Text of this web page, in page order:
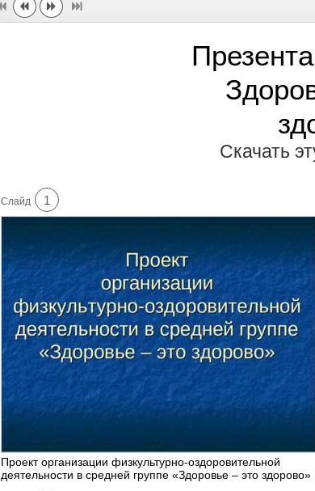
Скачать
Cлайд 1
Проект организации физкультурно-оздоровительной
деятельности в средней группе «Здоровье – это здорово»